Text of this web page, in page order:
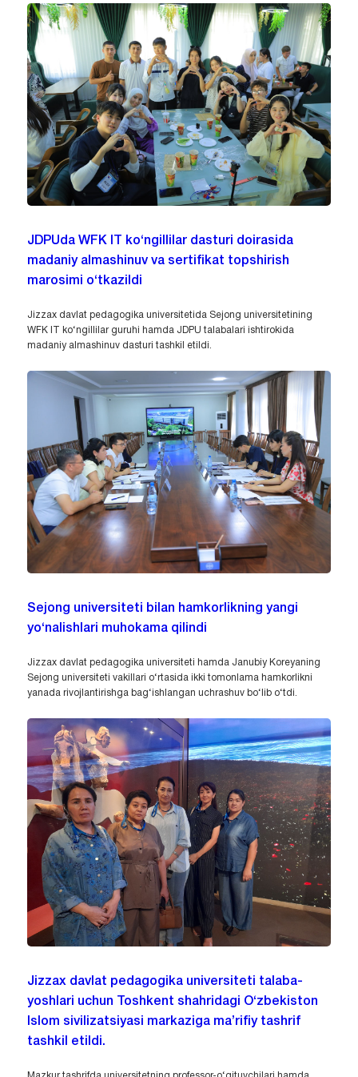
JDPUda WFK IT ko‘ngillilar dasturi doirasida
madaniy almashinuv va sertifikat topshirish
marosimi o‘tkazildi
Jizzax davlat pedagogika universitetida Sejong universitetining
WFK IT ko‘ngillilar guruhi hamda JDPU talabalari ishtirokida
madaniy almashinuv dasturi tashkil etildi.
Sejong universiteti bilan hamkorlikning yangi
yo‘nalishlari muhokama qilindi
Jizzax davlat pedagogika universiteti hamda Janubiy Koreyaning
Sejong universiteti vakillari o‘rtasida ikki tomonlama hamkorlikni
yanada rivojlantirishga bag‘ishlangan uchrashuv bo‘lib o‘tdi.
Jizzax davlat pedagogika universiteti talaba-
yoshlari uchun Toshkent shahridagi O‘zbekiston
Islom sivilizatsiyasi markaziga ma’rifiy tashrif
tashkil etildi.